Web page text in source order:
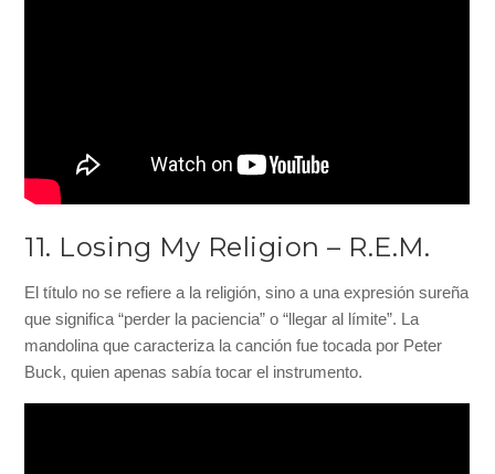
11. Losing My Religion – R.E.M.
El título no se refiere a la religión, sino a una expresión sureña
que significa “perder la paciencia” o “llegar al límite”. La
mandolina que caracteriza la canción fue tocada por Peter
Buck, quien apenas sabía tocar el instrumento.